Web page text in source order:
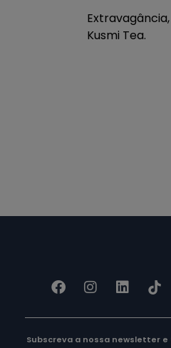
Kusmi Tea.
Subscreva a nossa newsletter